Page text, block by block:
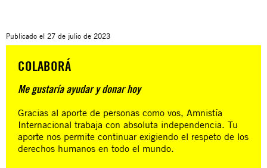
Publicado el 27 de julio de 2023
COLABORÁ
Me gustaría ayudar y donar hoy
Gracias al aporte de personas como vos, Amnistía
Internacional trabaja con absoluta independencia. Tu
aporte nos permite continuar exigiendo el respeto de los
derechos humanos en todo el mundo.